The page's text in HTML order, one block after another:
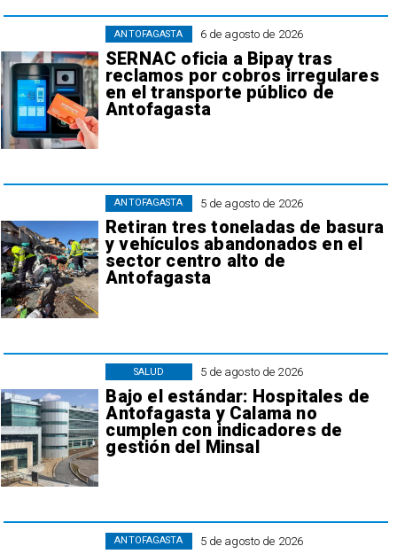
6 de agosto de 2026
SERNAC oficia a Bipay tras
reclamos por cobros irregulares
en el transporte público de
Antofagasta
ANTOFAGASTA
5 de agosto de 2026
Retiran tres toneladas de basura
y vehículos abandonados en el
sector centro alto de
Antofagasta
ANTOFAGASTA
5 de agosto de 2026
Bajo el estándar: Hospitales de
Antofagasta y Calama no
cumplen con indicadores de
gestión del Minsal
SALUD
5 de agosto de 2026
ANTOFAGASTA